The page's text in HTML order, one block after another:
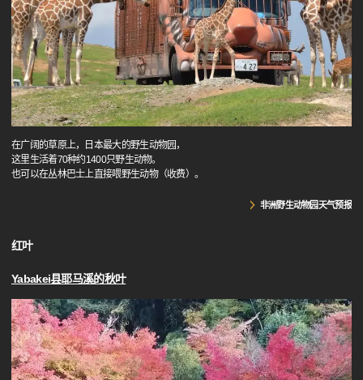
在广阔的草原上，日本最大的野生动物园，
这里生活着70种约1400只野生动物。
也可以在丛林巴士上直接喂野生动物（收费）。
非洲野生动物园天气预报
红叶
Yabakei县耶马溪的秋叶